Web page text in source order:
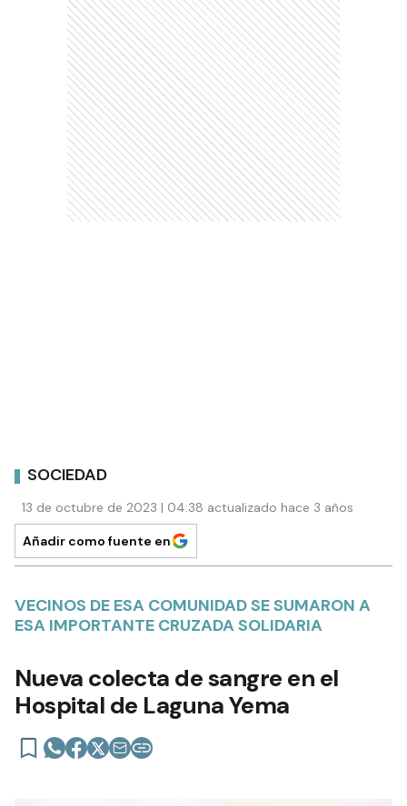
SOCIEDAD
13 de octubre de 2023 | 04:38 actualizado hace 3 años
Añadir como fuente en
VECINOS DE ESA COMUNIDAD SE SUMARON A
ESA IMPORTANTE CRUZADA SOLIDARIA
Nueva colecta de sangre en el
Hospital de Laguna Yema